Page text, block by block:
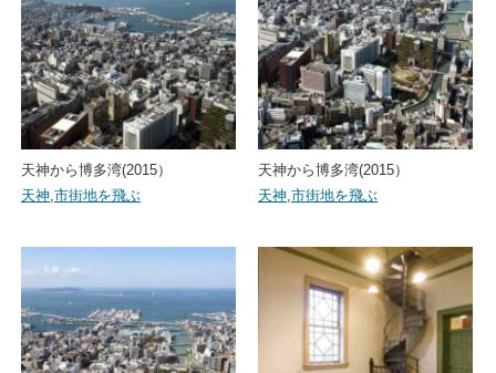
天神から博多湾(2015）
天神,市街地を飛ぶ
天神から博多湾(2015）
天神,市街地を飛ぶ